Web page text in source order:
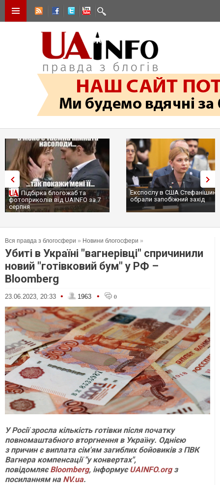
Підбірка блогожаб та
фотоприколів від UAINFO за 7
серпня
Експослу в США
обрали запобіжний захід
Вся правда з блогосфери » Новини блогосфери »
Убиті в Україні "вагнерівці" спричинили
новий "готівковий бум" у РФ –
Bloomberg
23.06.2023, 20:33 • 1963 • 0
У Росії зросла кількість готівки після початку
повномаштабного вторгнення в Україну. Однією
з причин є виплата сім'ям загиблих бойовиків з ПВК
Вагнера компенсації "у конвертах",
повідомляєBloomberg, інформуєUAINFO.orgз
посиланням на NV.ua.